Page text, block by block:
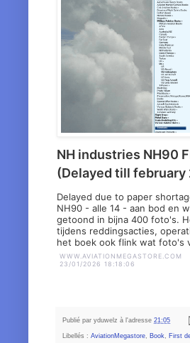
NH industries NH90
(Delayed till february
Delayed due to paper
NH90 - alle 14 - aan bod en
getoond in bijna 400 foto's.
tijdens reddingsacties,
het boek ook flink wat
WWW.AVIATIONMEGASTORE.COM
23/01/2026 18:18:06
Publié par yduwelz à l'adresse 21:05
Libellés : AviationMegastore Book First